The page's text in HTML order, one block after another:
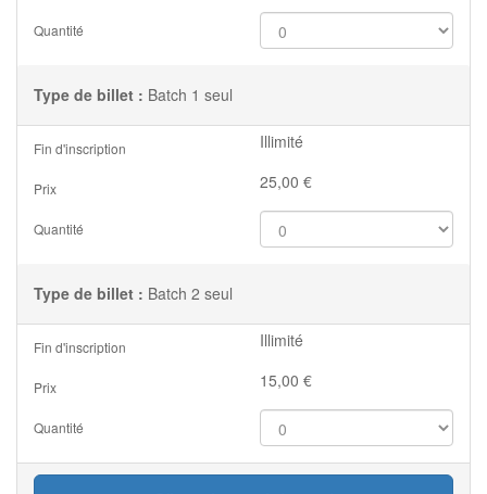
Quantité
Type de billet : Batch 1 seul
Fin d'inscription Illimité
Prix 25,00 €
Quantité
Type de billet : Batch 2 seul
Fin d'inscription Illimité
Prix 15,00 €
Quantité